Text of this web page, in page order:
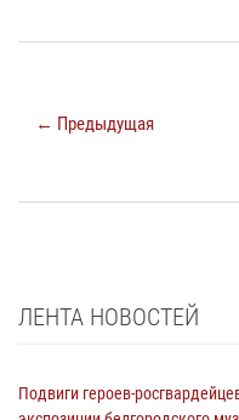
← Предыдущая
ЛЕНТА НОВОСТЕЙ
Подвиги